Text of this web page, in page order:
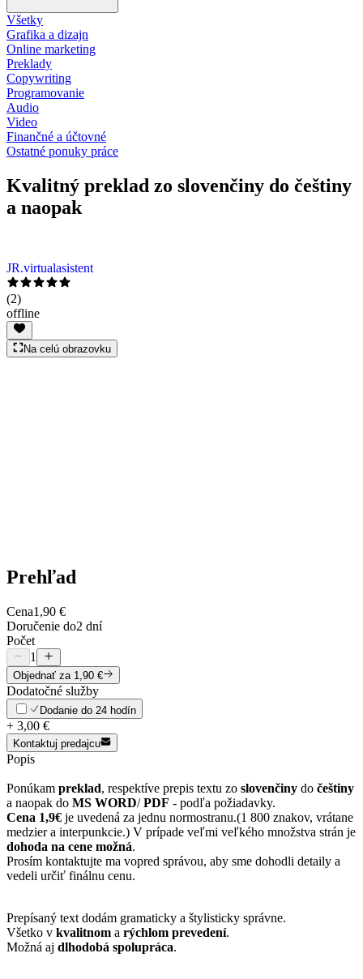
Všetky
Grafika a dizajn
Online marketing
Preklady
Copywriting
Programovanie
Audio
Video
Finančné a účtovné
Ostatné ponuky práce
Kvalitný preklad zo slovenčiny do češtiny
a naopak
JR.virtualasistent
(2)
offline
Na celú obrazovku
Prehľad
Cena1,90 €
Doručenie do2 dní
Počet
1
Objednať za 1,90 €
Dodatočné služby
Dodanie do 24 hodín
+ 3,00 €
Kontaktuj predajcu
Popis
Ponúkam preklad, respektíve prepis textu zo slovenčiny do češtiny
a naopak do MS WORD/PDF - podľa požiadavky.
Cena 1,9€ je uvedená za jednu normostranu.(1 800 znakov, vrátane
medzier a interpunkcie.) V prípade veľmi veľkého množstva strán je
dohoda na cene možná.
Prosím kontaktujte ma vopred správou, aby sme dohodli detaily a
vedeli určiť finálnu cenu.
Prepísaný text dodám gramaticky a štylisticky správne.
Všetko v kvalitnom a rýchlom prevedení.
Možná aj dlhodobá spolupráca.